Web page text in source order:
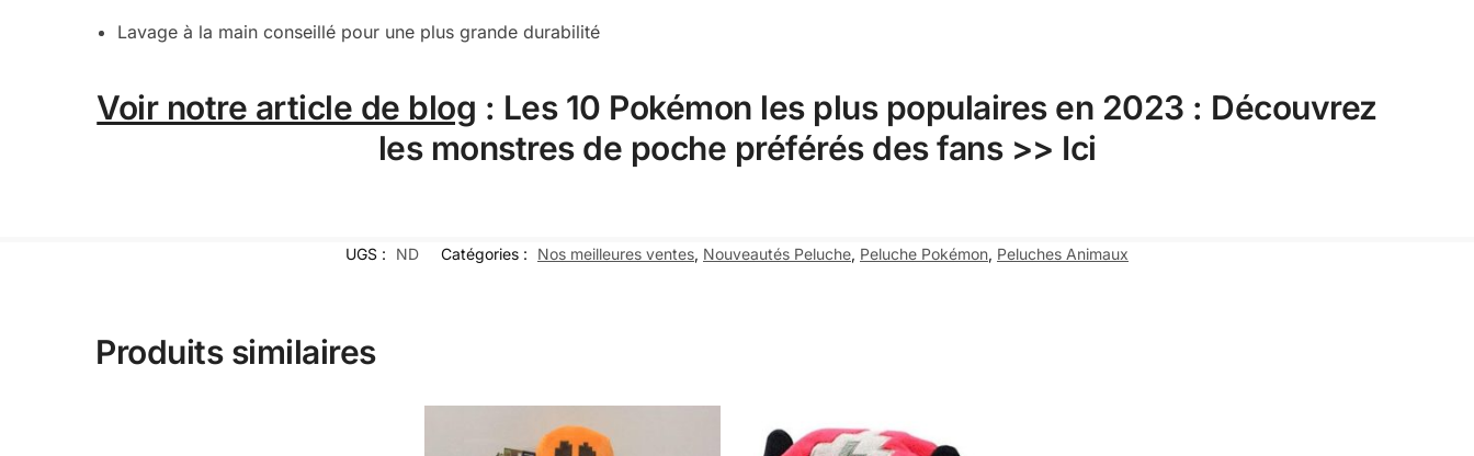
Lavage à la main conseillé pour une plus grande durabilité
Voir notre article de blog : Les 10 Pokémon les plus populaires en 2023 : Découvrez
les monstres de poche préférés des fans >> Ici
UGS : ND Catégories : Nos meilleures ventes, Nouveautés Peluche, Peluche Pokémon, Peluches Animaux
Produits similaires